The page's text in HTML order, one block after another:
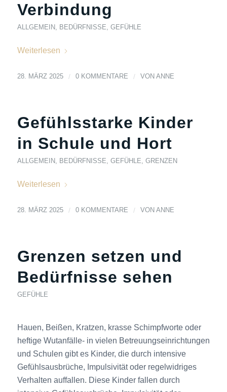
Verbindung
ALLGEMEIN, BEDÜRFNISSE, GEFÜHLE
Weiterlesen
28. MÄRZ 2025 / 0 KOMMENTARE / VON ANNE
Gefühlsstarke Kinder
in Schule und Hort
ALLGEMEIN, BEDÜRFNISSE, GEFÜHLE, GRENZEN
Weiterlesen
28. MÄRZ 2025 / 0 KOMMENTARE / VON ANNE
Grenzen setzen und
Bedürfnisse sehen
GEFÜHLE
Hauen, Beißen, Kratzen, krasse Schimpfworte oder
heftige Wutanfälle- in vielen Betreuungseinrichtungen
und Schulen gibt es Kinder, die durch intensive
Gefühlsausbrüche, Impulsivität oder regelwidriges
Verhalten auffallen. Diese Kinder fallen durch